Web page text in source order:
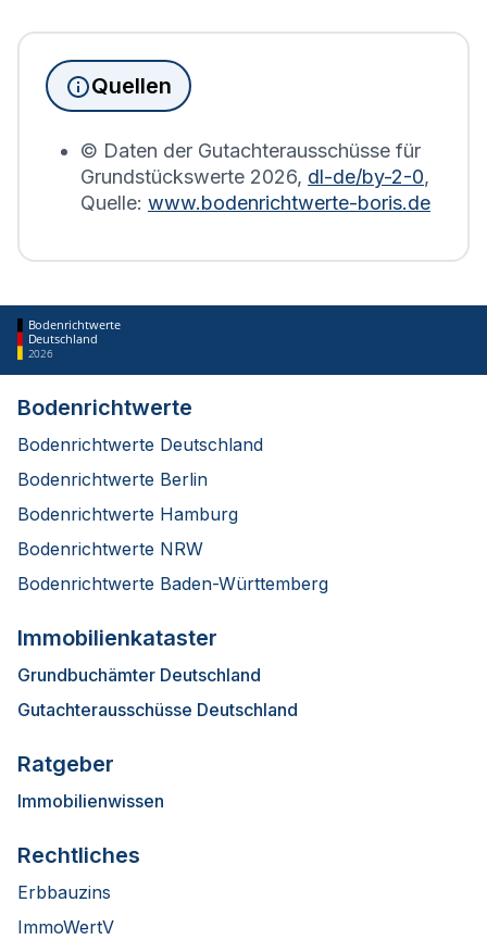
Immobilien, die sich in Altwarp befinden, wird die
Grundsteuererklärung auf Basis des
Bodenrichtwerts des entsprechenden Jahres
Quellen
© Daten der Gutachterausschüsse für
Grundstückswerte 2026, dl-de/by-2-0,
Quelle: www.bodenrichtwerte-boris.de
Bodenrichtwerte
Deutschland
2026
Bodenrichtwerte
Bodenrichtwerte Deutschland
Bodenrichtwerte Berlin
Bodenrichtwerte Hamburg
Bodenrichtwerte NRW
Bodenrichtwerte Baden-Württemberg
Immobilienkataster
Grundbuchämter Deutschland
Gutachterausschüsse Deutschland
Ratgeber
Immobilienwissen
Rechtliches
Erbbauzins
ImmoWertV